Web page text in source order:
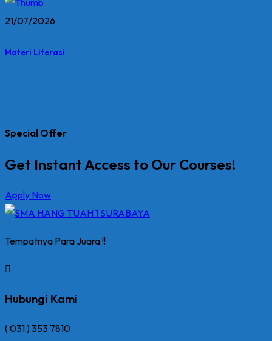
21/07/2026
Materi Literasi
Special Offer
Get Instant Access to Our Courses!
Apply Now
Tempatnya Para Juara !!
Hubungi Kami
( 031 ) 353 7810